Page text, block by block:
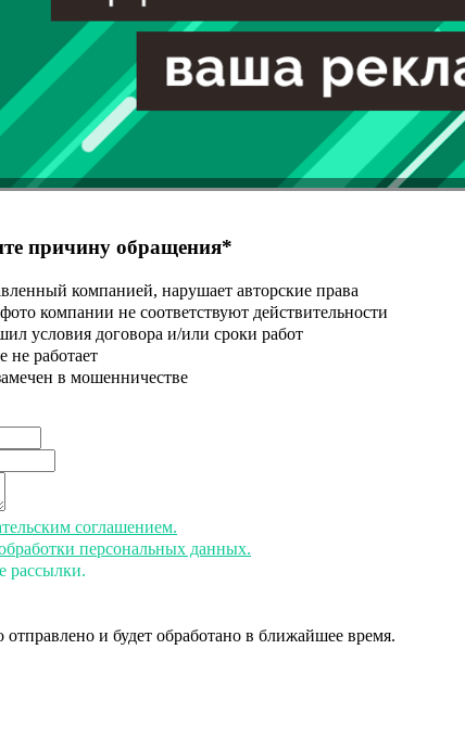
причину обращения*
компанией, нарушает авторские права
компании не соответствуют действительности
условия договора и/или сроки работ
не работает
в мошенничестве
соглашением.
персональных данных.
рассылки.
и будет обработано в ближайшее время.